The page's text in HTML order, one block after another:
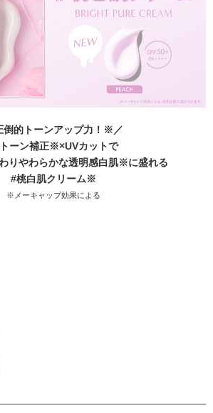
倒的トーンアップ力！※／
ーン補正※×UVカットで
りやわらかな透明感白肌※に盛れる
#桃白肌クリーム※
※メーキャップ効果による